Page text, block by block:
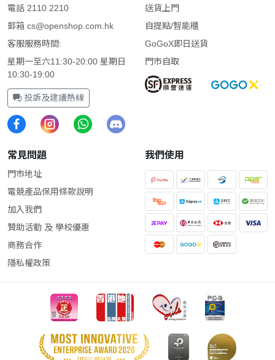
電話 2110 2210
郵箱 cs@openshop.com.hk
客服服務時間:
星期一至六11:30-20:00 星期日
10:30-19:00
投訴及建議熱線
送貨上門
自提點/智能櫃
GoGoX即日送貨
門市自取
常見問題
門市地址
電競產品保用條款說明
加入我們
贊助活動 及 學校優惠
商務合作
隱私權政策
我們使用